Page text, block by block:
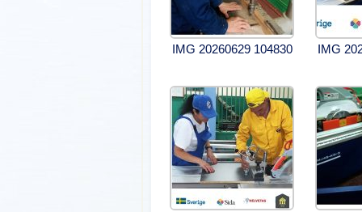
IMG 20260629 104830 IMG